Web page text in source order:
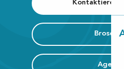
Kontaktieren
Agenda